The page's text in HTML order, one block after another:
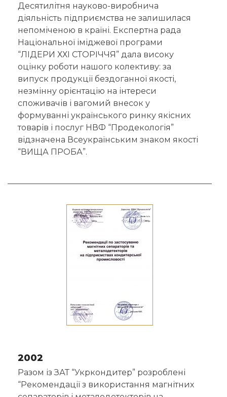
Десятилітня науково-виробнича
діяльність підприємства не залишилася
непоміченою в країні. Експертна рада
Національної іміджевої програми
“ЛІДЕРИ ХХІ СТОРІЧЧЯ” дала високу
оцінку роботи нашого колективу: за
випуск продукції бездоганної якості,
незмінну орієнтацію на інтереси
споживачів і вагомий внесок у
формуванні українського ринку якісних
товарів і послуг НВФ “Продекологія”
відзначена Всеукраїнським знаком якості
“ВИЩА ПРОБА”.
2002
Разом із ЗАТ “Укркондитер” розроблені
“Рекомендації з використання магнітних